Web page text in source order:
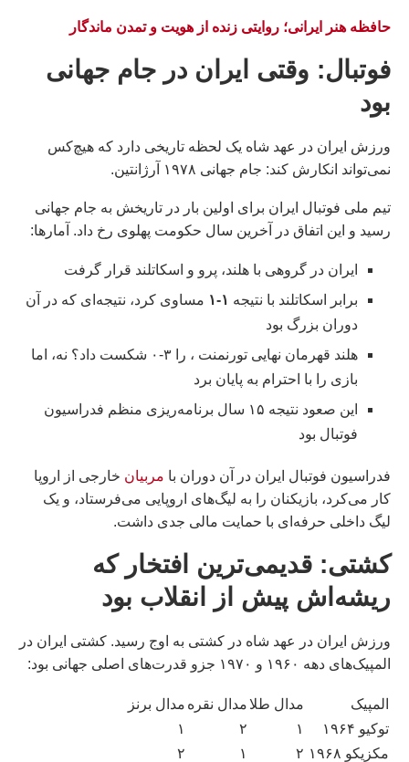
حافظه هنر ایرانی؛ روایتی زنده از هویت و تمدن ماندگار
فوتبال: وقتی ایران در جام جهانی
بود
ورزش ایران در عهد شاه یک لحظه تاریخی دارد که هیچ‌کس
نمی‌تواند انکارش کند: جام جهانی ۱۹۷۸ آرژانتین.
تیم ملی فوتبال ایران برای اولین بار در تاریخش به جام جهانی
رسید و این اتفاق در آخرین سال حکومت پهلوی رخ داد. آمارها:
ایران در گروهی با هلند، پرو و اسکاتلند قرار گرفت
برابر اسکاتلند با نتیجه ۱-۱
مساوی کرد، نتیجه‌ای که در آن
دوران بزرگ بود
هلند قهرمان نهایی تورنمنت ، را ۳-۰ شکست داد؟ نه، اما
بازی را با احترام به پایان برد
این صعود نتیجه ۱۵ سال برنامه‌ریزی منظم فدراسیون
فوتبال بود
فدراسیون فوتبال ایران در آن دوران با مربیان خارجی از اروپا
کار می‌کرد، بازیکنان را به لیگ‌های اروپایی می‌فرستاد، و یک
لیگ داخلی حرفه‌ای با حمایت مالی جدی داشت.
کشتی: قدیمی‌ترین افتخار که
ریشه‌اش پیش از انقلاب بود
ورزش ایران در عهد شاه در کشتی به اوج رسید. کشتی ایران در
المپیک‌های دهه ۱۹۶۰ و ۱۹۷۰ جزو قدرت‌های اصلی جهانی بود:
المپیک مدال طلامدال نقره مدال برنز
توکیو ۱۹۶۴
۱ ۲
۱
مکزیکو ۱۹۶۸
۲ ۱
۲